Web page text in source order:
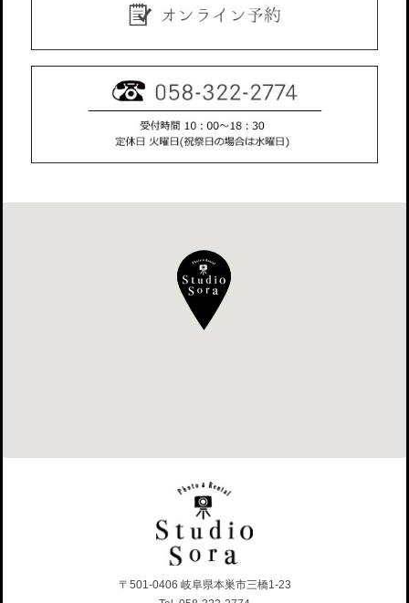
〒501-0406 岐阜県本巣市三橋1-23